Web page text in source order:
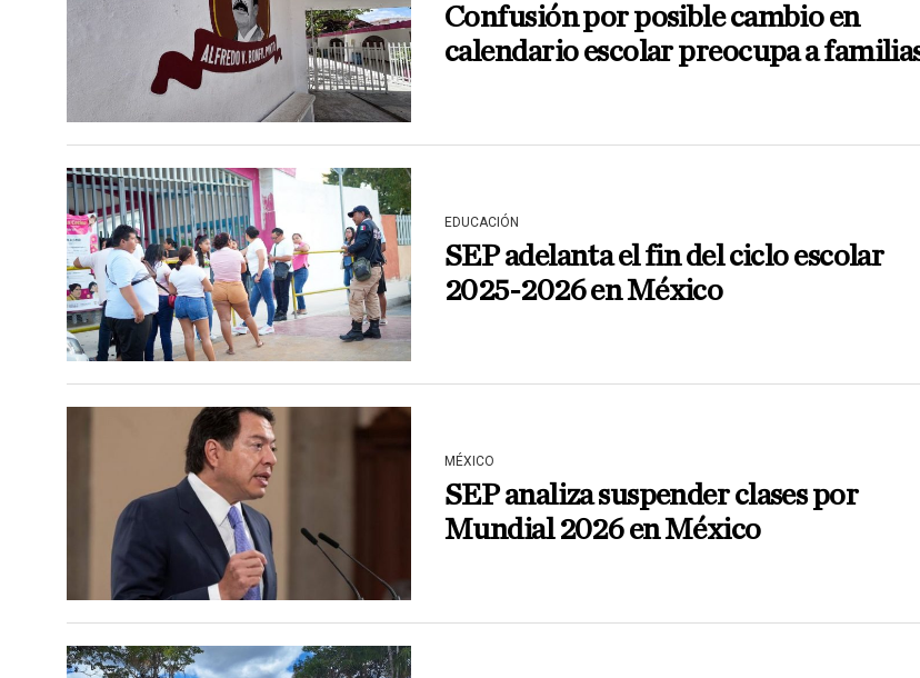
Confusión por posible cambio en
calendario escolar preocupa a
EDUCACIÓN
SEP adelanta el fin del ciclo escolar
2025-2026 en México
MÉXICO
SEP analiza suspender clases por
Mundial 2026 en México